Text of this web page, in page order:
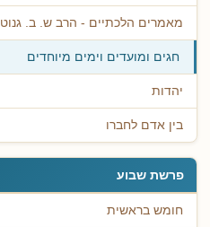
מאמרים הלכתיים - הרב ש. ב. גנוט
חגים ומועדים וימים מיוחדים
יהדות
בין אדם לחברו
פרשת שבוע
חומש בראשית